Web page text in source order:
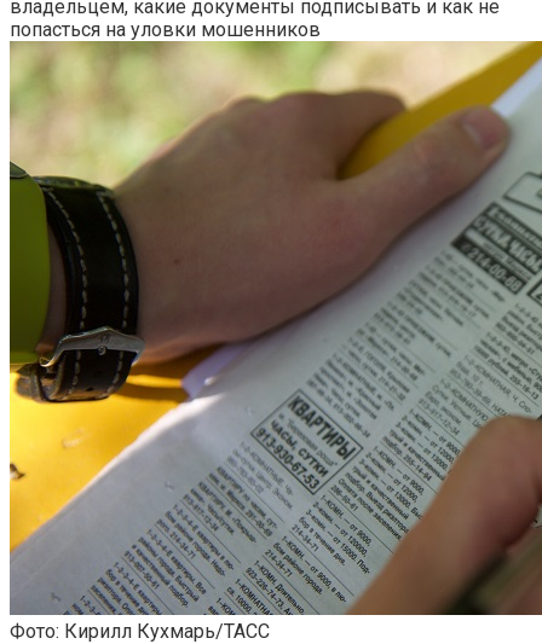
владельцем, какие документы подписывать и как не
попасться на уловки мошенников
Фото: Кирилл Кухмарь/ТАСС